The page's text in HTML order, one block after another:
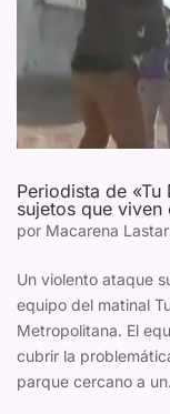
Periodista de
sujetos que viven
por Macarena
Un violento ataque
equipo del matinal
Metropolitana. El
cubrir la
parque cercano a